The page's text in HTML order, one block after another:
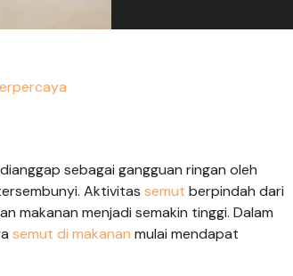
sebagai gangguan ringan oleh
Aktivitas semut berpindah dari
makanan menjadi semakin tinggi. Dalam
semut di makanan mulai mendapat